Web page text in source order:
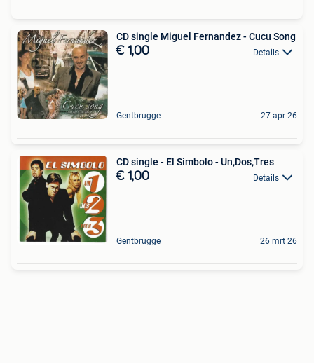
CD single Miguel Fernandez - Cucu Song
€ 1,00 Details
Gentbrugge 27 apr 26
CD single - El Simbolo - Un,Dos,Tres
€ 1,00 Details
Gentbrugge 26 mrt 26